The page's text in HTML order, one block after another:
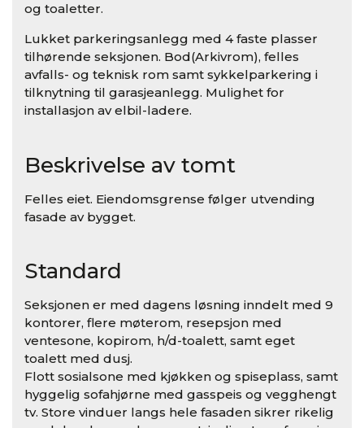
og toaletter.
Lukket parkeringsanlegg med 4 faste plasser
tilhørende seksjonen. Bod(Arkivrom), felles
avfalls- og teknisk rom samt sykkelparkering i
tilknytning til garasjeanlegg. Mulighet for
installasjon av elbil-ladere.
Beskrivelse av tomt
Felles eiet. Eiendomsgrense følger utvending
fasade av bygget.
Standard
Seksjonen er med dagens løsning inndelt med 9
kontorer, flere møterom, resepsjon med
ventesone, kopirom, h/d-toalett, samt eget
toalett med dusj.
Flott sosialsone med kjøkken og spiseplass, samt
hyggelig sofahjørne med gasspeis og vegghengt
tv. Store vinduer langs hele fasaden sikrer rikelig